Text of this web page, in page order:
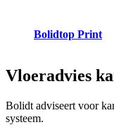
Bolidtop Print
Vloeradvies
Bolidt adviseert voor
systeem.